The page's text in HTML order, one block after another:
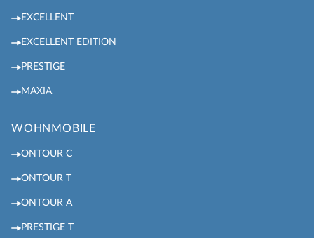
EXCELLENT
EXCELLENT EDITION
PRESTIGE
MAXIA
WOHNMOBILE
ONTOUR C
ONTOUR T
ONTOUR A
PRESTIGE T